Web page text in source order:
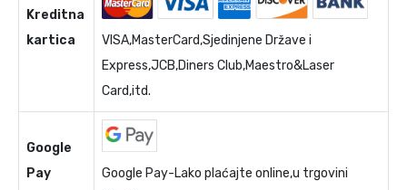
Kreditna
kartica
VISA,MasterCard,Sjedinjene Države i
Express,JCB,Diners Club,Maestro&Laser
Card,itd.
Google
Pay
Google Pay-Lako plaćajte online,u trgovini